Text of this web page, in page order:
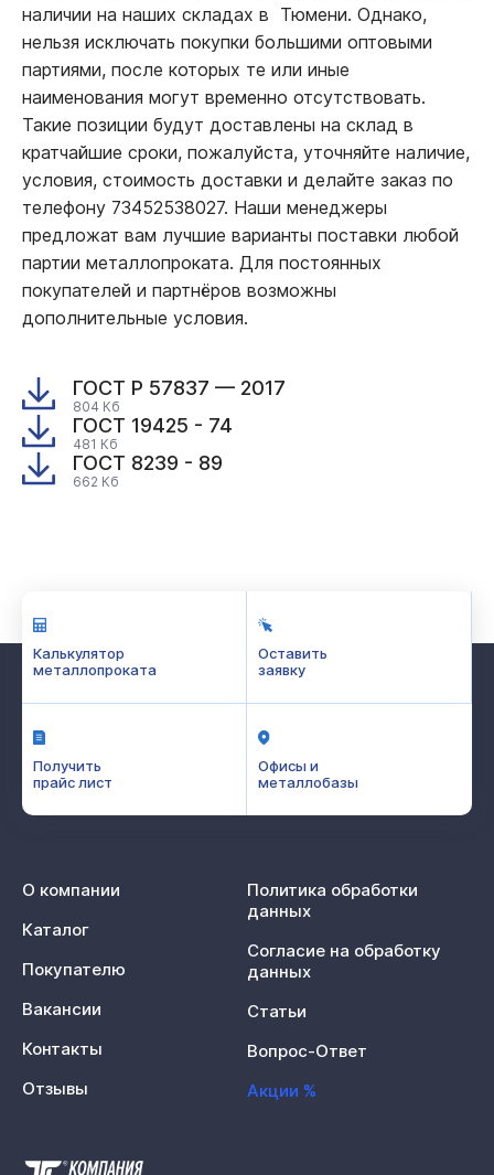
наличии на наших складах в Тюмени. Однако,
нельзя исключать покупки большими оптовыми
партиями, после которых те или иные
наименования могут временно отсутствовать.
Такие позиции будут доставлены на склад в
кратчайшие сроки, пожалуйста, уточняйте наличие,
условия, стоимость доставки и делайте заказ по
телефону 73452538027. Наши менеджеры
предложат вам лучшие варианты поставки любой
партии металлопроката. Для постоянных
покупателей и партнёров возможны
дополнительные условия.
ГОСТ Р 57837 — 2017
804 Кб
ГОСТ 19425 - 74
481 Кб
ГОСТ 8239 - 89
662 Кб
Калькулятор
металлопроката
Оставить
заявку
Получить
прайс лист
Офисы и
металлобазы
О компании
Каталог
Покупателю
Вакансии
Контакты
Отзывы
Политика обработки
данных
Согласие на обработку
данных
Статьи
Вопрос-Ответ
Акции %